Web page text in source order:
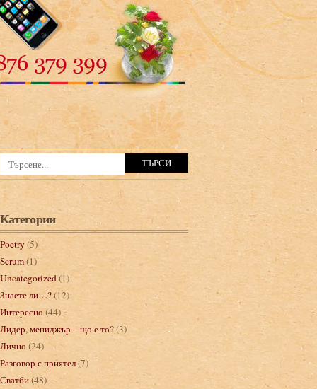
Категории
Poetry(5)
Scrum(1)
Uncategorized(1)
Знаете ли…?(12)
Интересно (44)
Лидер, мениджър – що е то?(3)
Лично (24)
Разговор с приятел(7)
Сватби(48)